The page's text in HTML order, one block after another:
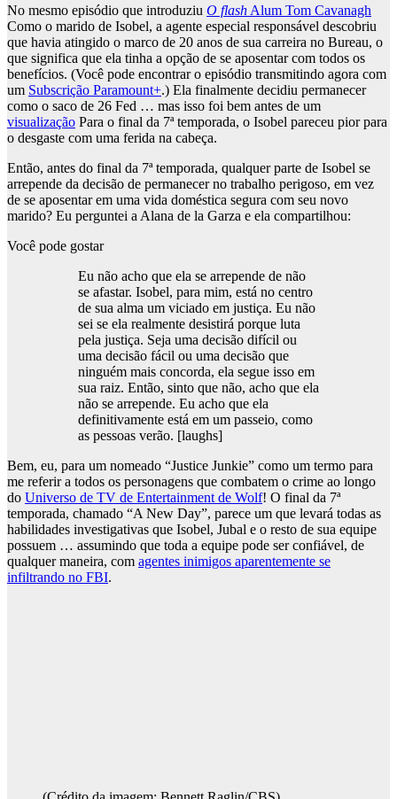
No mesmo episódio que introduziu O flashAlum Tom Cavanagh
Como o marido de Isobel, a agente especial responsável descobriu
que havia atingido o marco de 20 anos de sua carreira no Bureau, o
que significa que ela tinha a opção de se aposentar com todos os
benefícios. (Você pode encontrar o episódio transmitindo agora com
um Subscrição Paramount+.) Ela finalmente decidiu permanecer
como o saco de 26 Fed … mas isso foi bem antes de um
visualização Para o final da 7ª temporada, o Isobel pareceu pior para
o desgaste com uma ferida na cabeça.
Então, antes do final da 7ª temporada, qualquer parte de Isobel se
arrepende da decisão de permanecer no trabalho perigoso, em vez
de se aposentar em uma vida doméstica segura com seu novo
marido? Eu perguntei a Alana de la Garza e ela compartilhou:
Você pode gostar
Eu não acho que ela se arrepende de não
se afastar. Isobel, para mim, está no centro
de sua alma um viciado em justiça. Eu não
sei se ela realmente desistirá porque luta
pela justiça. Seja uma decisão difícil ou
uma decisão fácil ou uma decisão que
ninguém mais concorda, ela segue isso em
sua raiz. Então, sinto que não, acho que ela
não se arrepende. Eu acho que ela
definitivamente está em um passeio, como
as pessoas verão. [laughs]
Bem, eu, para um nomeado “Justice Junkie” como um termo para
me referir a todos os personagens que combatem o crime ao longo
do Universo de TV de Entertainment de Wolf! O final da 7ª
temporada, chamado “A New Day”, parece um que levará todas as
habilidades investigativas que Isobel, Jubal e o resto de sua equipe
possuem … assumindo que toda a equipe pode ser confiável, de
qualquer maneira, com agentes inimigos aparentemente se
infiltrando no FBI.